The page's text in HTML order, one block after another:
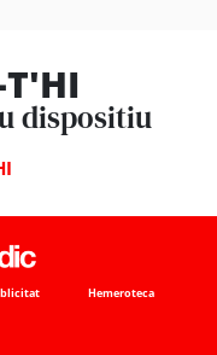
T'HI
dispositiu
Hemeroteca